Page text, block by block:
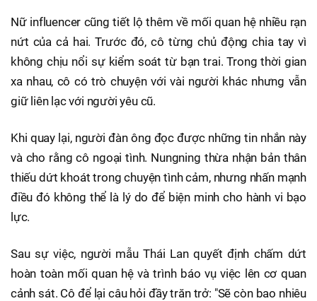
Nữ influencer cũng tiết lộ thêm về mối quan hệ nhiều rạn
nứt của cả hai. Trước đó, cô từng chủ động chia tay vì
không chịu nổi sự kiểm soát từ bạn trai. Trong thời gian
xa nhau, cô có trò chuyện với vài người khác nhưng vẫn
giữ liên lạc với người yêu cũ.
Khi quay lại, người đàn ông đọc được những tin nhắn này
và cho rằng cô ngoại tình. Nungning thừa nhận bản thân
thiếu dứt khoát trong chuyện tình cảm, nhưng nhấn mạnh
điều đó không thể là lý do để biện minh cho hành vi bạo
lực.
Sau sự việc, người mẫu Thái Lan quyết định chấm dứt
hoàn toàn mối quan hệ và trình báo vụ việc lên cơ quan
cảnh sát. Cô để lại câu hỏi đầy trăn trở: "Sẽ còn bao nhiêu